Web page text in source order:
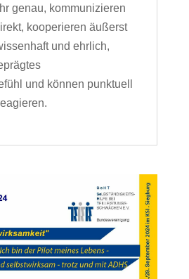
genau, kommunizieren
kooperieren äußerst
und ehrlich,
und können punktuell